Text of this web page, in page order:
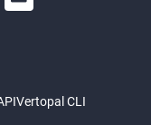
Vertopal CLI